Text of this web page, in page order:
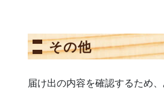
その他
届け出の内容を確認するため